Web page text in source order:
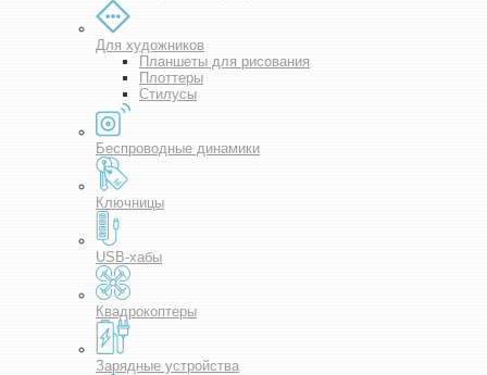
Для художников
Планшеты для рисования
Плоттеры
Стилусы
Беспроводные динамики
Ключницы
USB-хабы
Квадрокоптеры
Зарядные устройства